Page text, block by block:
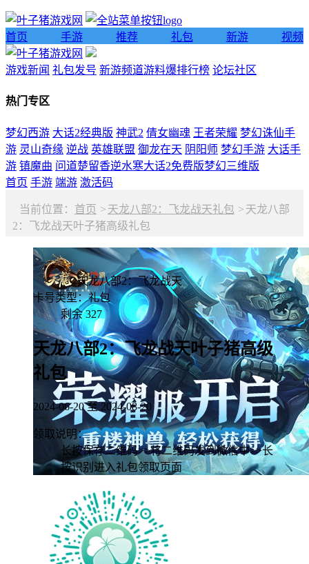
首页 手游 推荐 礼包 新游 视频
游戏新闻 礼包发号 新游频道游料爆排行榜 论坛社区
热门专区
梦幻西游 大话2经典版 神武2 倩女幽魂 王者荣耀 梦幻诛仙手
游 灵山奇缘 逆战 英雄联盟 御龙在天 阴阳师 梦幻手游 大话手
游 镇魔曲 问道楚留香逆水寒大话2免费版梦幻三维版
首页 手游 端游 激活码
当前位置： 首页 > 天龙八部2：飞龙战天礼包 > 天龙八部
2：飞龙战天叶子猪高级礼包
天龙八部2：飞龙战天
游客领取
卡号类型：礼包
剩余 327
天龙八部2：飞龙战天叶子猪高级
礼包
2024-06-20 至 2024-08-20
领取说明：
长按保存二维码>>将二维码发到微信中>>长
按识别进入礼包领取页面